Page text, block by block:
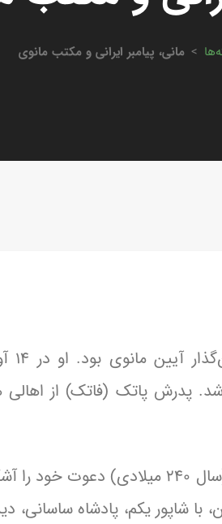
> مانی، پیامبر ایرانی و مکتب مانوی
شد. پدرش پاتک (فاتک) از
در سن ۱۲ سالگی، مانی نخستین وحی خود را دریافت کرد و در ۲۴ سالگی (سال ۲۴۰
شاپور یکم، پادشاه ساسانی،